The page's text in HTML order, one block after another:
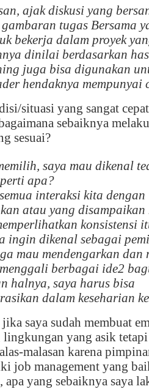
ajak diskusi yang
tugas Bersama
bekerja dalam proyek
dinilai berdasarkan
juga bisa digunakan
hendaknya mempunyai
situasi yang sangat
sebaiknya
sesuai?
saya mau dikenal
apa?
interaksi kita dengan
atau yang disampaikan
konsistensi
ingin dikenal sebagai
mau mendengarkan dan
berbagai ide2
halnya, saya harus bisa
dalam keseharian
saya sudah membuat
lingkungan yang asik
malasan karena
job management yang
apa yang sebaiknya saya